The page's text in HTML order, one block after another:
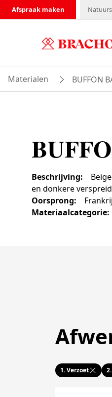
Afspraak maken
Materialen BUFFON
Beschrijving:
en donkere
Oorsprong:
Materiaalcategorie:
1.Verzoet 2.